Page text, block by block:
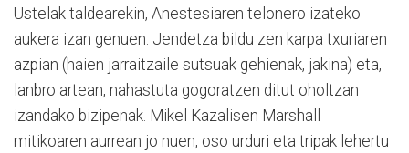
Ustelak taldearekin, Anestesiaren telonero izateko
aukera izan genuen. Jendetza bildu zen karpa txuriaren
azpian (haien jarraitzaile sutsuak gehienak, jakina) eta,
lanbro artean, nahastuta gogoratzen ditut oholtzan
izandako bizipenak. Mikel Kazalisen Marshall
mitikoaren aurrean jo nuen, oso urduri eta tripak lehertu